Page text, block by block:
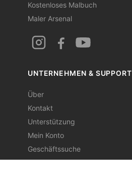
Kostenloses Malbuch
Maler Arsenal
UNTERNEHMEN & SUPPORT
Über
Kontakt
Unterstützung
Mein Konto
Geschäftssuche
Für Unternehmen